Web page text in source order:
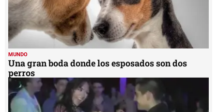
MUNDO
Una gran boda donde los esposados son dos
perros